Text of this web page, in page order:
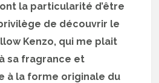
la particularité d’être
de découvrir le
Kenzo, qui me plait
sa fragrance et
à la forme originale du